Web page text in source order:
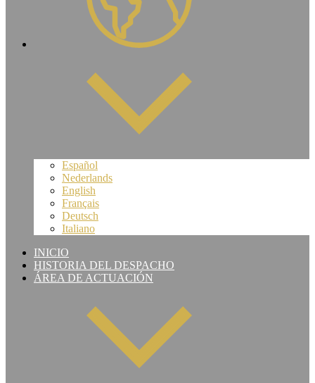
Español
Nederlands
English
Français
Deutsch
Italiano
INICIO
HISTORIA DEL DESPACHO
ÁREA DE ACTUACIÓN